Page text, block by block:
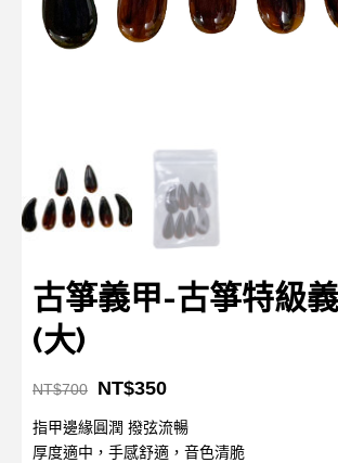
古箏義甲-古箏特級
(大)
NT$700 NT$350
指甲邊緣圓潤 撥弦流暢
厚度適中，手感舒適，音色清脆